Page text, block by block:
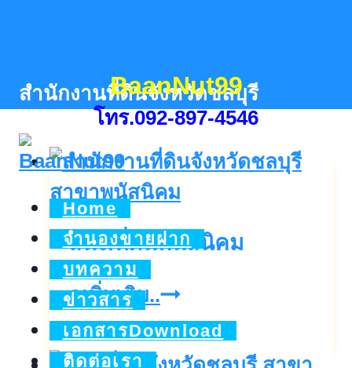
BaanNut99
โทร.092-897-4546
Home
จำนองขายฝาก
บทความ
ข่าวสาร
เอกสารDownload
ติดต่อเรา
สำนักงานที่ดินจังหวัดชลบุรี
สนง.ที่ดินพนัสนิคม
ดูเพิ่มเติม..สนง.ที่ดิน
พนัสนิคม